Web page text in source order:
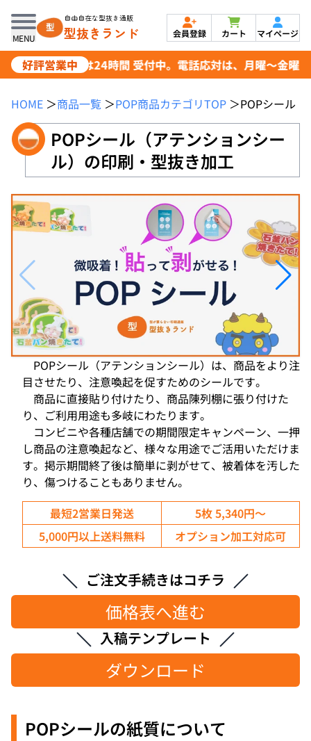
MENU
自由自在な型抜き通販
型抜きランド 会員登録 カート マイページ
好評営業中
ご注文は24時間 受付中。電話応対は、月曜～金曜
HOME ＞商品一覧 ＞POP商品カテゴリTOP ＞POPシール
POPシール（アテンションシー
ル）の印刷・型抜き加工
POPシール（アテンションシール）は、商品をより注
目させたり、注意喚起を促すためのシールです。
商品に直接貼り付けたり、商品陳列棚に張り付けた
り、ご利用用途も多岐にわたります。
コンビニや各種店舗での期間限定キャンペーン、一押
し商品の注意喚起など、様々な用途でご活用いただけま
す。掲示期間終了後は簡単に剥がせて、被着体を汚した
り、傷つけることもありません。
最短2営業日発送
5枚 5,340円～
5,000円以上送料無料
オプション加工対応可
ご注文手続きはコチラ
価格表へ進む
入稿テンプレート
ダウンロード
POPシールの紙質について